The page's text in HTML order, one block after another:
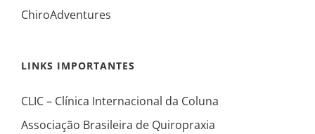
ChiroAdventures
LINKS IMPORTANTES
CLIC – Clínica Internacional da Coluna
Associação Brasileira de Quiropraxia